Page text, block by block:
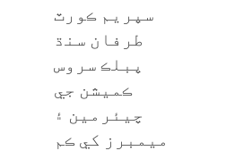
سپريم ڪورٽ
طرفان سنڌ
پبلڪ سروس
ڪميشن جي
چيئرمين ۽
ميمبرز کي ڪم